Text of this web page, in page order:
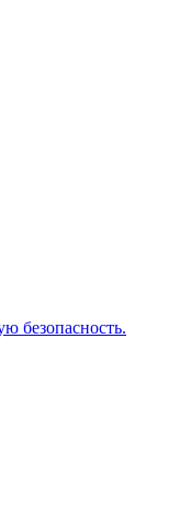
безопасность.